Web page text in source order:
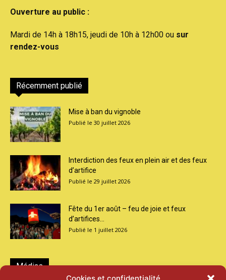
Ouverture au public :
Mardi de 14h à 18h15, jeudi de 10h à 12h00 ou sur
rendez-vous
Récemment publié
Mise à ban du vignoble
30 juillet 2026
Interdiction des feux en plein air et des feux
d’artifice
29 juillet 2026
Fête du 1er août – feu de joie et feux
d’artifices...
1 juillet 2026
Médias